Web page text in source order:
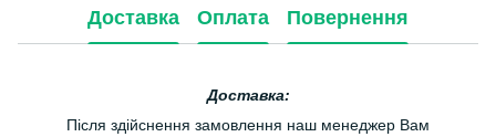
Доставка Оплата Повернення
Доставка:
Після здійснення замовлення наш менеджер Вам